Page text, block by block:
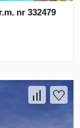
nr 332479